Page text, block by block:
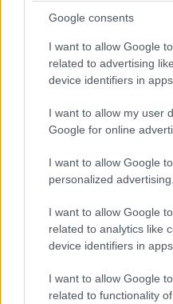
Google consents
I want to allow Google
related to advertising
device identifiers in apps.
I want to allow my user
Google for online
I want to allow Google
personalized advertising.
I want to allow Google
related to analytics like
device identifiers in apps.
I want to allow Google
related to functionality
Kara Ákos,
nevezte a Debreceni
szuperszámítógépekkel
említette, melynek a
szuperszámítógép